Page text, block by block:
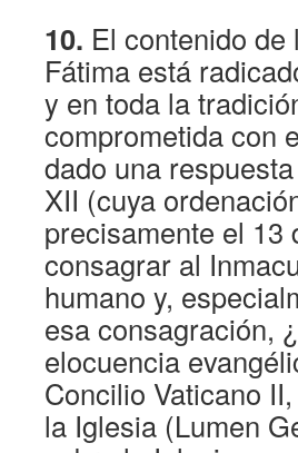
10. El contenido
Fátima está
y en toda la
comprometida con
dado una
XII (cuya
precisamente el 13
consagrar al
humano y,
esa consagración,
elocuencia
Concilio Vaticano
la Iglesia (Lumen